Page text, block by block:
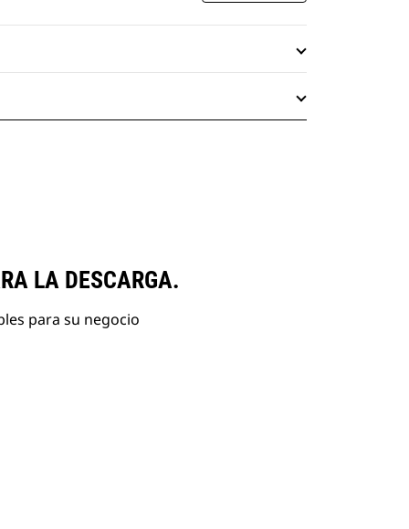
LA DESCARGA.
para su negocio